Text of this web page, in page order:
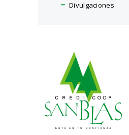
Divulgaciones